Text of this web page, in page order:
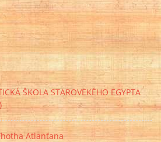
ŠKOLA STAROVEKÉHO EGYPTA
Atlanťana